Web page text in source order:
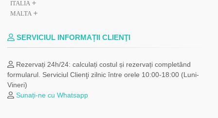
ITALIA
MALTA
SERVICIUL INFORMAȚII CLIENŢI
Rezervați 24h/24: calculați costul și rezervați completând
formularul. Serviciul Clienţi zilnic între orele 10:00-18:00 (Luni-
Vineri)
Sunați-ne cu Whatsapp